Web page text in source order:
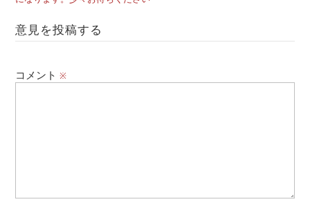
意見を投稿する
コメント※